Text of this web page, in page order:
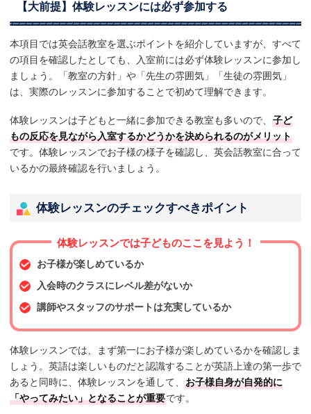
【大前提】体験レッスンには必ず参加する
本項目では英会話教室を選ぶポイントを紹介していますが、すべて
の項目を確認したとしても、入室前には必ず体験レッスンに参加し
ましょう。「教室の方針」や「先生の雰囲気」「生徒の雰囲気」
は、実際のレッスンに参加することで初めて理解できます。
体験レッスンは子どもと一緒に参加できる教室も多いので、 子ど
もの反応を見ながら入室するかどうかを決められるのがメリット
です。体験レッスンでお子様の様子を確認し、英会話教室に合って
いるかの最終確認を行いましょう。
体験レッスンのチェックすべきポイント
体験レッスンでは子どものここを見よう！
お子様が楽しめているか
入会時のクラスにレベル差がないか
講師やスタッフのサポートは充実しているか
体験レッスンでは、まず第一にお子様が楽しめているかを確認しま
しょう。英語は楽しいものだと認識することが英語上達の第一歩で
あると同時に、体験レッスンを通して、 お子様自身が自発的に
「やってみたい」となることが重要です。